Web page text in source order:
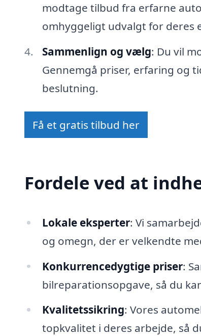
modtage tilbud fra erfarne
omhyggeligt udvalgt for deres
Sammenlign og vælg: Du vil
Gennemgå priser, erfaring og
beslutning.
Få et gratis tilbud her
Fordele ved at
Lokale eksperter: Vi
og omegn, der er velkendte
Konkurrencedygtige priser:
bilreparationsopgave, så du
Kvalitetssikring: Vores
topkvalitet i deres arbejde, så